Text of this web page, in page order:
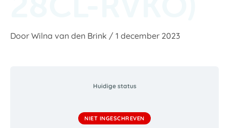
Door Wilna van den Brink / 1 december 2023
Huidige status
NIET INGESCHREVEN